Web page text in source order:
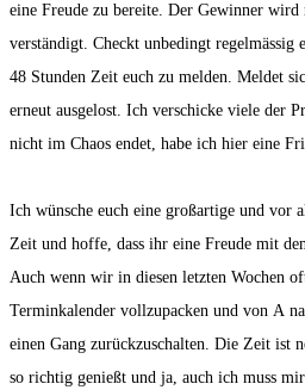
eine Freude zu bereite. Der Gewinner
verständigt. Checkt unbedingt regelmässig
48 Stunden Zeit euch zu melden. Meldet
erneut ausgelost. Ich verschicke viele der Preise selber und damit das hier
nicht im Chaos endet, habe ich hier eine
Ich wünsche euch eine großartige und vor
Zeit und hoffe, dass ihr eine Freude mit
Auch wenn wir in diesen letzten Wochen
Terminkalender vollzupacken und von A
einen Gang zurückzuschalten. Die Zeit ist
so richtig genießt und ja, auch ich muss